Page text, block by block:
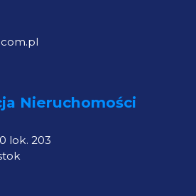
Nieruchomości
lok. 203